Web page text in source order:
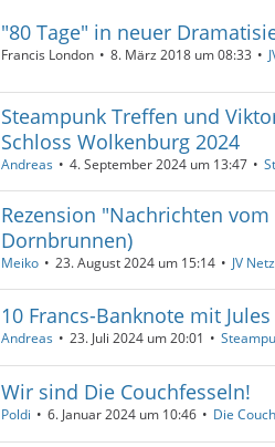
"80 Tage" in neuer
Francis London 8. März 2018 um 08:33
Steampunk Treffen und
Schloss Wolkenburg 2024
Andreas 4. September 2024 um 13:47
Rezension "Nachrichten
Dornbrunnen)
Meiko 23. August 2024 um 15:14 JV
10 Francs-Banknote mit
Andreas 23. Juli 2024 um 20:01
Wir sind Die Couchfesseln!
Poldi 6. Januar 2024 um 10:46 Die